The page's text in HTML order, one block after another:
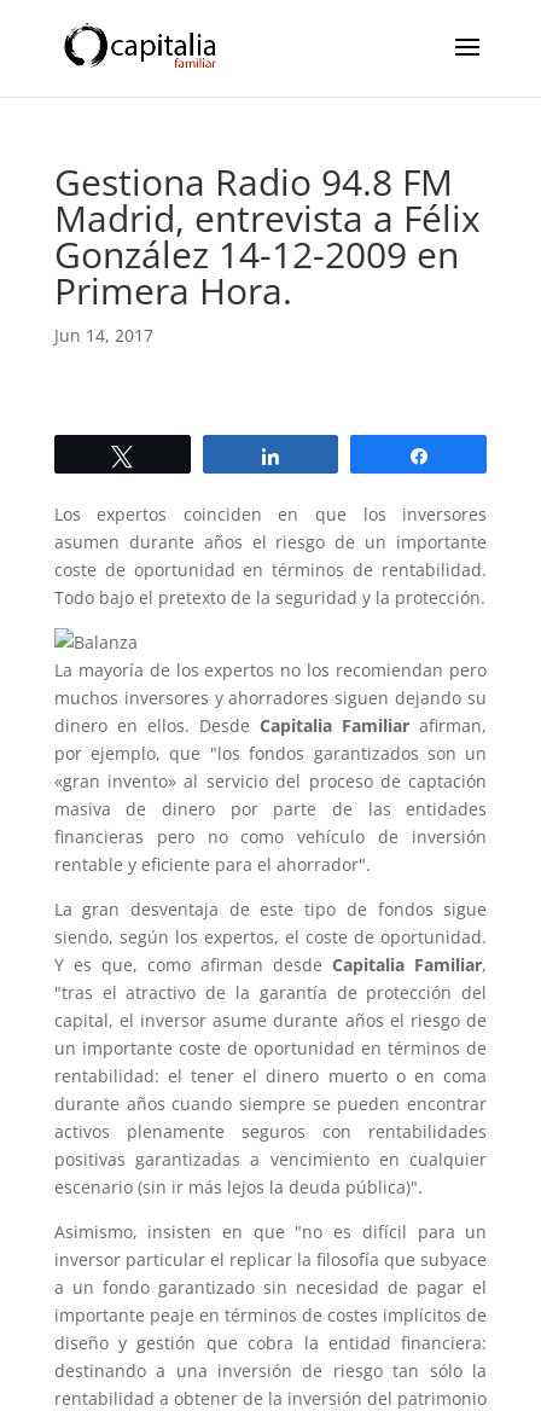
Gestiona Radio 94.8 FM
Madrid, entrevista a Félix
González 14-12-2009 en
Primera Hora.
Jun 14, 2017
Los expertos coinciden en que los inversores
asumen durante años el riesgo de un importante
coste de oportunidad en términos de rentabilidad.
Todo bajo el pretexto de la seguridad y la protección.
La mayoría de los expertos no los recomiendan pero
muchos inversores y ahorradores siguen dejando su
dinero en ellos. DesdeCapitalia Familiar afirman,
por ejemplo, que "los fondos garantizados son un
«gran invento» al servicio del proceso de captación
masiva de dinero por parte de las entidades
financieras pero no como vehículo de inversión
rentable y eficiente para el ahorrador".
La gran desventaja de este tipo de fondos sigue
siendo, según los expertos, el coste de oportunidad.
Y es que, como afirman desdeCapitalia Familiar,
"tras el atractivo de la garantía de protección del
capital, el inversor asume durante años el riesgo de
un importante coste de oportunidad en términos de
rentabilidad: el tener el dinero muerto o en coma
durante años cuando siempre se pueden encontrar
activos plenamente seguros con rentabilidades
positivas garantizadas a vencimiento en cualquier
escenario (sin ir más lejos la deuda pública)".
Asimismo, insisten en que "no es difícil para un
inversor particular el replicar la filosofía que subyace
a un fondo garantizado sin necesidad de pagar el
importante peaje en términos de costes implícitos de
diseño y gestión que cobra la entidad financiera:
destinando a una inversión de riesgo tan sólo la
rentabilidad a obtener de la inversión del patrimonio